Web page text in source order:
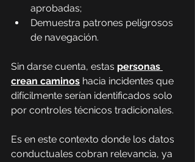
aprobadas;
Demuestra patrones peligrosos
de navegación.
Sin darse cuenta, estas personas
crean caminos hacia incidentes que
difícilmente serían identificados solo
por controles técnicos tradicionales.
Es en este contexto donde los datos
conductuales cobran relevancia, ya